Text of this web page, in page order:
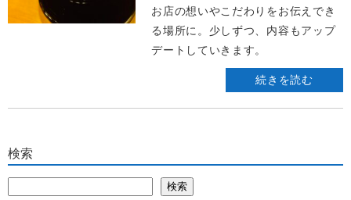
お店の想いやこだわりをお伝えでき
る場所に。少しずつ、内容もアップ
デートしていきます。
続きを読む
検索
検索